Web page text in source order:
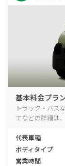
基本料金プラ
トラック・バス
てなどの詳細は
代表車種
ボディタイプ
営業時間